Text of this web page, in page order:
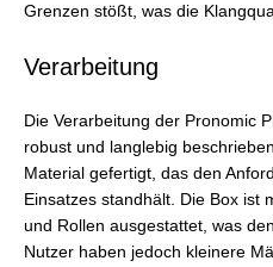
Grenzen stößt, was die
Verarbeitung
Die Verarbeitung der Pronomic
robust und langlebig
Material gefertigt, das den
Einsatzes standhält. Die Box ist
und Rollen ausgestattet, was
Nutzer haben jedoch kleinere